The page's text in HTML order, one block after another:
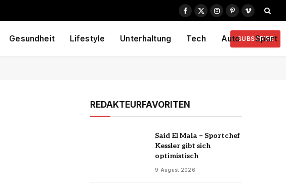
Facebook
X
Instagram
PinterestVimeo
Gesundheit Lifestyle Unterhaltung Tech Auto Sport
SUBSCRIBE
REDAKTEURFAVORITEN
Said El Mala – Sportchef
Kessler gibt sich
optimistisch
9 August 2026